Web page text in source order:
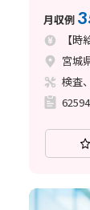
月収例
【
宮城
検査